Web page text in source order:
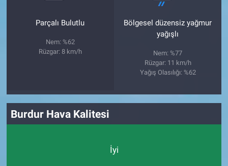
Parçalı Bulutlu
Nem: %62
Rüzgar: 8 km/h
Bölgesel düzensiz yağmur
yağışlı
Nem: %77
Rüzgar: 11 km/h
Yağış Olasılığı: %62
Burdur Hava Kalitesi
İyi